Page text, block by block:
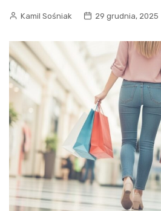
Kamil Sośniak 29 grudnia, 2025